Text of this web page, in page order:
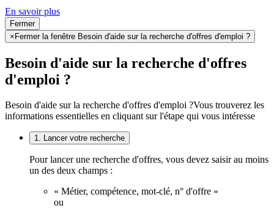
En savoir plus
Fermer
×Fermer la fenêtre Besoin d'aide sur la recherche d'offres d'emploi ?
Besoin d'aide sur la recherche d'offres
d'emploi ?
Besoin d'aide sur la recherche d'offres d'emploi ?Vous trouverez les
informations essentielles en cliquant sur l'étape qui vous intéresse
1. Lancer votre recherche
Pour lancer une recherche d'offres, vous devez saisir au moins
un des deux champs :
« Métier, compétence, mot-clé, n° d'offre »
ou